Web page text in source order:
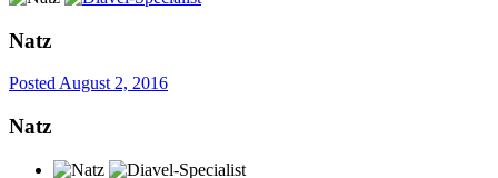
Natz
Posted August 2, 2016
Natz